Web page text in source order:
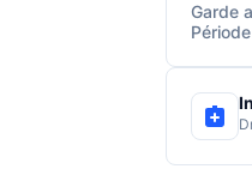
Garde
Période